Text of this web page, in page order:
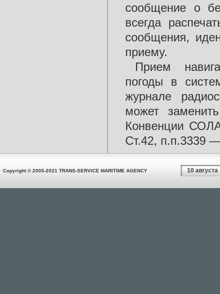
сообщение о
всегда
сообщения,
приему.
Прием
погоды в
журнале
может
Конвенции
Ст.42, п.п.3339
Copyright © 2005-2021 TRANS-SERVICE MARITIME AGENCY 10 августа